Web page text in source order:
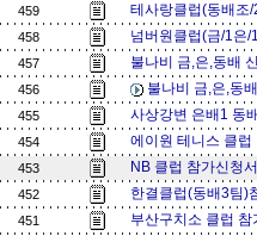
459 테사랑클럽(동배
458 넘버원클럽(금/1은
457 불나비 금,은,동배
456 불나비 금,은,동
455 사상강변 은배1 동
454 에이원 테니스 클
453 NB 클럽 참가신청
452 한결클럽(동배3팀
451 부산구치소 클럽